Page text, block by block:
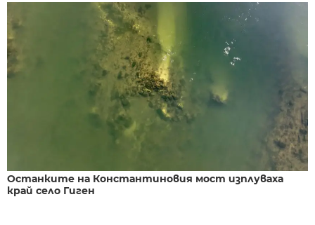
Останките на Константиновия мост изплуваха
край село Гиген